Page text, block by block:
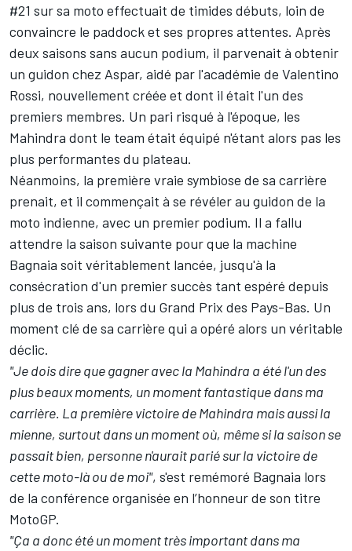
#21 sur sa moto effectuait de timides débuts, loin de
convaincre le paddock et ses propres attentes. Après
deux saisons sans aucun podium, il parvenait à obtenir
un guidon chez Aspar, aidé par l'académie de Valentino
Rossi, nouvellement créée et dont il était l'un des
premiers membres. Un pari risqué à l'époque, les
Mahindra dont le team était équipé n'étant alors pas les
plus performantes du plateau.
Néanmoins, la première vraie symbiose de sa carrière
prenait, et il commençait à se révéler au guidon de la
moto indienne, avec un premier podium. Il a fallu
attendre la saison suivante pour que la machine
Bagnaia soit véritablement lancée, jusqu'à la
consécration d'un premier succès tant espéré depuis
plus de trois ans, lors du Grand Prix des Pays-Bas. Un
moment clé de sa carrière qui a opéré alors un véritable
déclic.
"Je dois dire que gagner avec la Mahindra a été l'un des
plus beaux moments, un moment fantastique dans ma
carrière. La première victoire de Mahindra mais aussi la
mienne, surtout dans un moment où, même si la saison se
passait bien, personne n'aurait parié sur la victoire de
cette moto-là ou de moi", s'est remémoré Bagnaia lors
de la conférence organisée en l’honneur de son titre
MotoGP.
"Ça a donc été un moment très important dans ma